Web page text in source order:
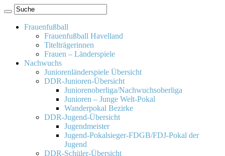
Frauenfußball
Frauenfußball Havelland
Titelträgerinnen
Frauen – Länderspiele
Nachwuchs
Juniorenländerspiele Übersicht
DDR-Junioren-Übersicht
Juniorenoberliga/Nachwuchsoberliga
Junioren – Junge Welt-Pokal
Wanderpokal Bezirke
DDR-Jugend-Übersicht
Jugendmeister
Jugend-Pokalsieger-FDGB/FDJ-Pokal der
Jugend
DDR-Schüler-Übersicht